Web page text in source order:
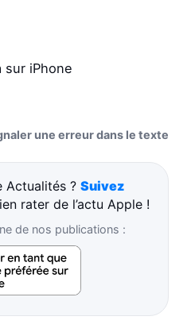
sur iPhone
une erreur dans le texte
Actualités ? Suivez
rater de l’actu Apple !
de nos publications :